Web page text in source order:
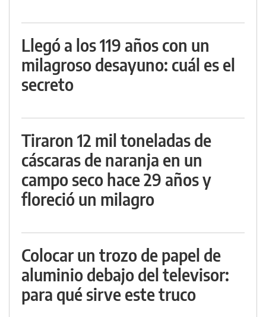
Llegó a los 119 años con un
milagroso desayuno: cuál es el
secreto
Tiraron 12 mil toneladas de
cáscaras de naranja en un
campo seco hace 29 años y
floreció un milagro
Colocar un trozo de papel de
aluminio debajo del televisor:
para qué sirve este truco